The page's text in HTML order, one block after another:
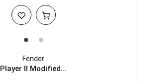
Fender
Player II Modified...